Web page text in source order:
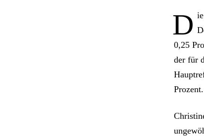
D
0,25
der für